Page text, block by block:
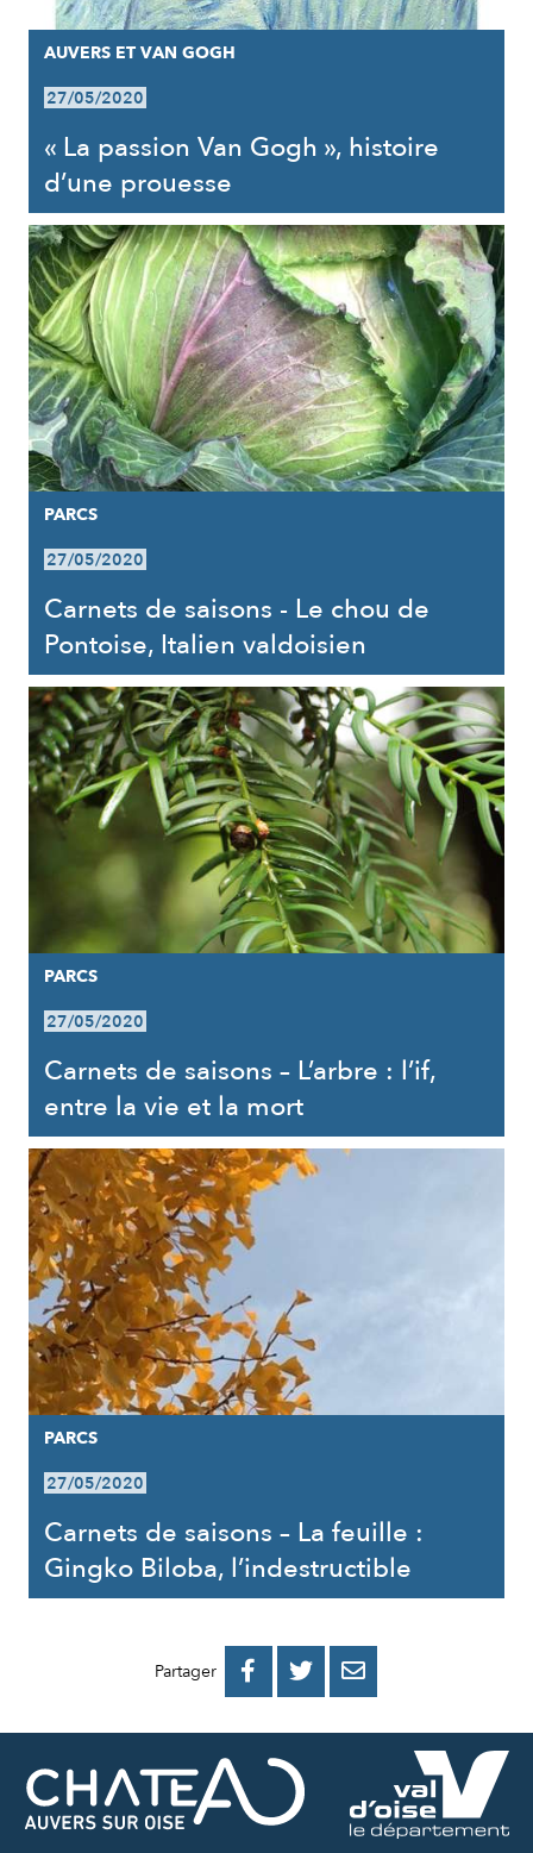
AUVERS ET VAN GOGH
27/05/2020
« La passion Van Gogh », histoire
d’une prouesse
PARCS
27/05/2020
Carnets de saisons - Le chou de
Pontoise, Italien valdoisien
PARCS
27/05/2020
Carnets de saisons – L’arbre : l’if,
entre la vie et la mort
PARCS
27/05/2020
Carnets de saisons – La feuille :
Gingko Biloba, l’indestructible
Partager 
PARTAGER
FACEBOOK
PARTAGER
PARTAGER
MAIL